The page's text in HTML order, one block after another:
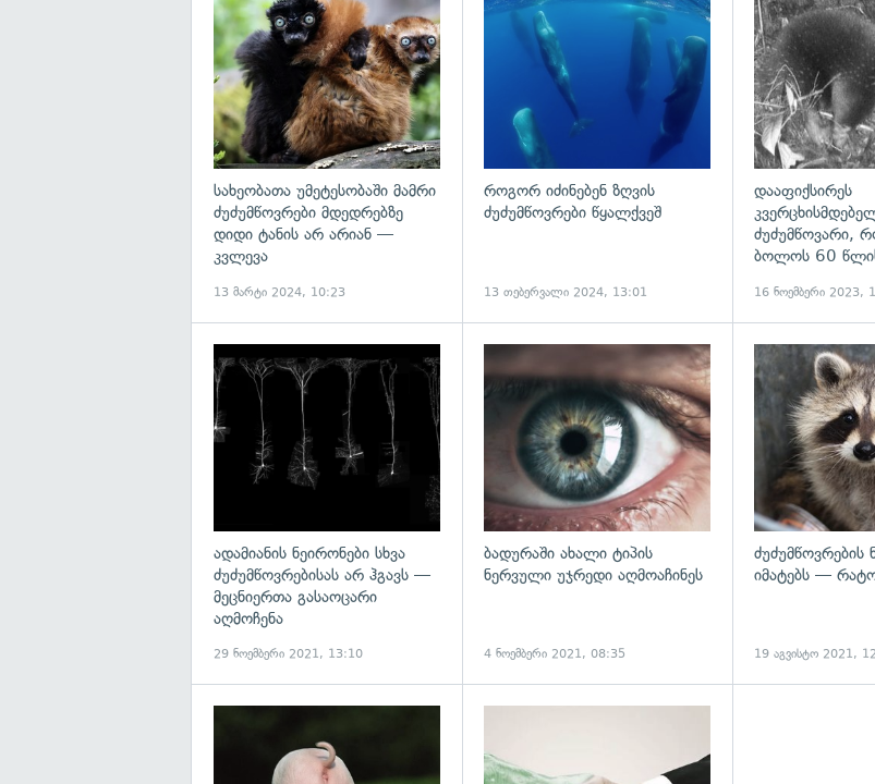
გადახედვა
სახეობათა უმეტესობაში მამრი
ძუძუმწოვრები მდედრებზე
დიდი ტანის არ არიან —
კვლევა
13 მარტი 2024, 10:23
გადახედვა
როგორ იძინებენ ზღვის
ძუძუმწოვრები წყალქვეშ
13 თებერვალი 2024, 13:01
დააფიქსირეს
ძუძუმწოვარი,
ბოლოს 60 წლის
16 ნოემბერი 2023,
ადამიანის ნეირონები სხვა
ძუძუმწოვრებისას არ ჰგავს —
მეცნიერთა გასაოცარი
აღმოჩენა
29 ნოემბერი 2021, 13:10
გადახედვა
ბადურაში ახალი ტიპის
ნერვული უჯრედი აღმოაჩინეს
4 ნოემბერი 2021, 08:35
ძუძუმწოვრების
იმატებს —
19 აგვისტო 2021,